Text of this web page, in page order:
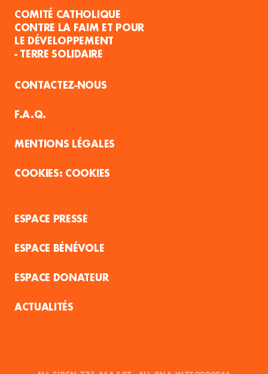
COMITÉ CATHOLIQUE
CONTRE LA FAIM ET POUR
LE DÉVELOPPEMENT
- TERRE SOLIDAIRE
CONTACTEZ-NOUS
F.A.Q.
MENTIONS LÉGALES
COOKIES
ESPACE PRESSE
ESPACE BÉNÉVOLE
ESPACE DONATEUR
ACTUALITÉS